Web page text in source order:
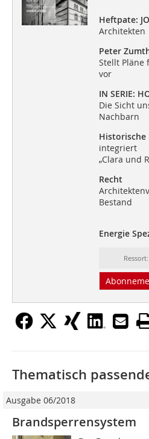
Heftpate:
Architekten
Peter
Stellt Pläne
vor
IN SERIE:
Die Sicht
Nachbarn
Historische
integriert
„Clara und
Recht
Bestand
Energie
Thematisch
Ausgabe 06/2018
Brandsperrensystem